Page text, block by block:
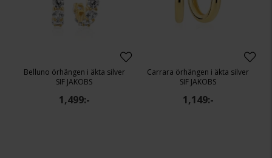
Belluno örhängen i äkta silver
SIF JAKOBS
1,499:-
Carrara örhängen i äkta silver
SIF JAKOBS
1,149:-